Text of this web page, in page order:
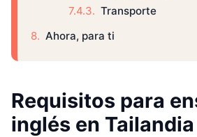
Transporte
Ahora, para ti
Requisitos para
inglés en Tailandia